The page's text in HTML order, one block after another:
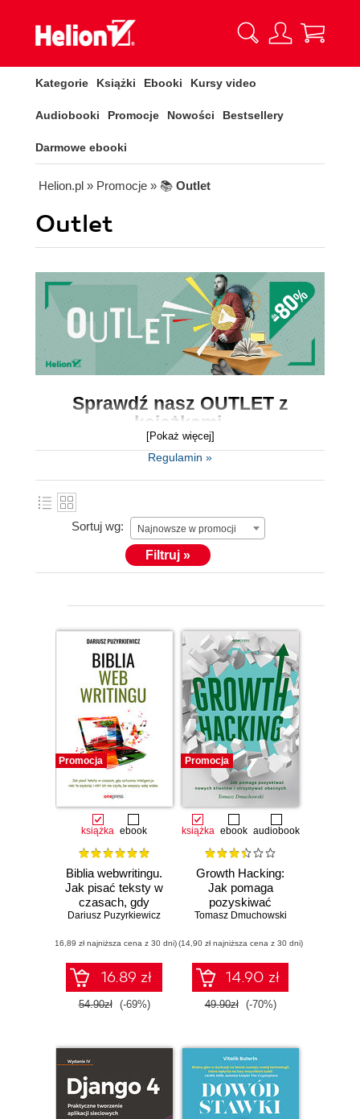
Kategorie Książki Ebooki Kursy video
Audiobooki Promocje Nowości Bestsellery
Darmowe ebooki
Helion.pl » Promocje » 📚 Outlet
Outlet
Sprawdź nasz OUTLET z
książkami.
Outlet to miejsce, gdzie znajdzieszksiążki w
Książki zawierają mnóstwo fachowej wiedzy,
dlatego koniecznie skorzystaj z wyjątkowo
niskich cen i wybierz coś dla siebie.
[Pokaż więcej]
Regulamin »
Sortuj wg: Najnowsze w promocji
Filtruj »
Promocja
książka ebook
Biblia webwritingu.
Jak pisać teksty w
czasach, gdy
sztuczna
szybciej i nikt ich
nie czyta, bo
wszyscy wolą
wideo
Dariusz Puzyrkiewicz
(16,89 zł najniższa cena z 30 dni)
16.89 zł
54.90zł (-69%)
Promocja
książka ebook audiobook
Growth Hacking:
Jak pomaga
pozyskiwać
nowych klientów i
obecnych
Tomasz Dmuchowski
(14,90 zł najniższa cena z 30 dni)
14.90 zł
49.90zł (-70%)